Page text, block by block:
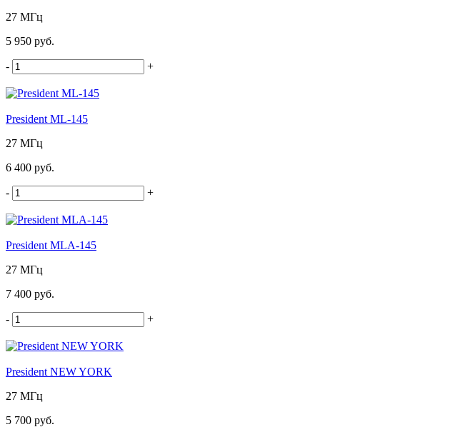
27 МГц
5 950 руб.
- +
President ML-145
27 МГц
6 400 руб.
- +
President MLA-145
27 МГц
7 400 руб.
- +
President NEW YORK
27 МГц
5 700 руб.